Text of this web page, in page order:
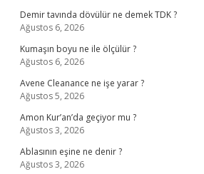
Demir tavında dövülür ne demek TDK ?
Ağustos 6, 2026
Kumaşın boyu ne ile ölçülür ?
Ağustos 6, 2026
Avene Cleanance ne işe yarar ?
Ağustos 5, 2026
Amon Kur’an’da geçiyor mu ?
Ağustos 3, 2026
Ablasının eşine ne denir ?
Ağustos 3, 2026